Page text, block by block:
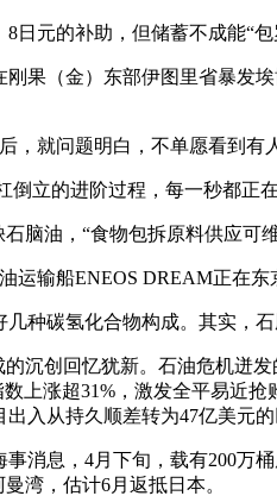
元的补助，但储蓄不成能“包
（金）东部伊图里省暴发
就问题明白，不单愿看到有人
的进阶过程，每一秒都正在
油，“食物包拆原料供应可维
输船ENEOS DREAM正在东
碳氢化合物构成。其实，石
创回忆犹新。石油危机迸发
上涨超31%，激发全平易近
入从持久顺差转为47亿美元的
息，4月下旬，载有200万
湾，估计6月返抵日本。